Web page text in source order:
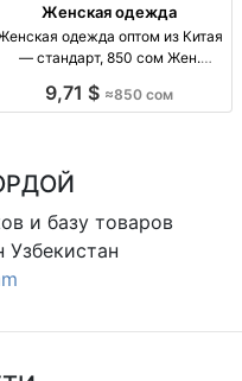
Женская одежда
одежда оптом из Китая
— стандарт, 850 сом Жен.
Китай, 850 сом.
9,71 $ ≈850 сом
и базу товаров
Узбекистан